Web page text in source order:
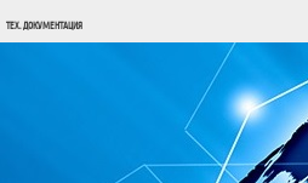
ТЕХ. ДОКУМЕНТАЦИЯ